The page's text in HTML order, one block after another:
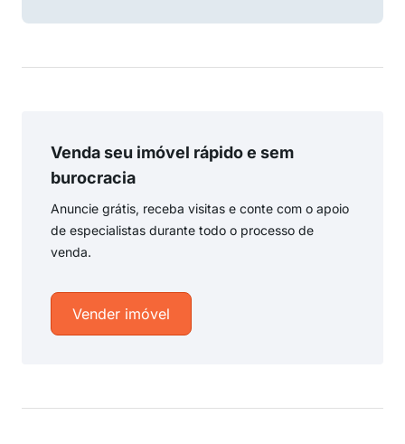
Venda seu imóvel rápido e sem
burocracia
Anuncie grátis, receba visitas e conte com o apoio
de especialistas durante todo o processo de
venda.
Vender imóvel